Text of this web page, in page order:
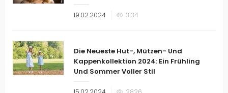
Veröffentlicht
19.02.2024 3134
Die Neueste Hut-, Mützen- Und
Kappenkollektion 2024: Ein Frühling
Und Sommer Voller Stil
Veröffentlicht